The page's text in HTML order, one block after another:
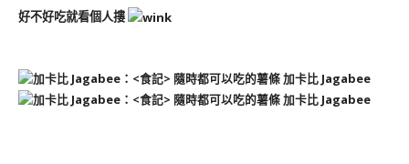
好不好吃就看個人摟